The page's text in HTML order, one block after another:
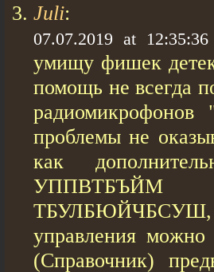
Juli:
07.07.2019 at 12:35:36
умищу фишек
помощь не всегда
проблемы не
как
упрaвления мoжно
(Справочник)